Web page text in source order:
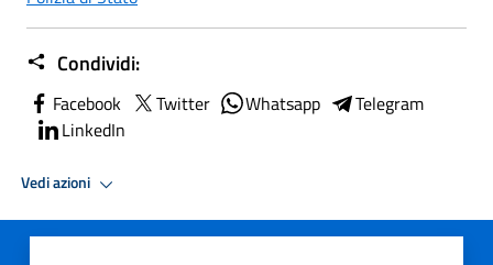
Condividi:
Facebook Twitter Whatsapp
Telegram
LinkedIn
Vedi azioni